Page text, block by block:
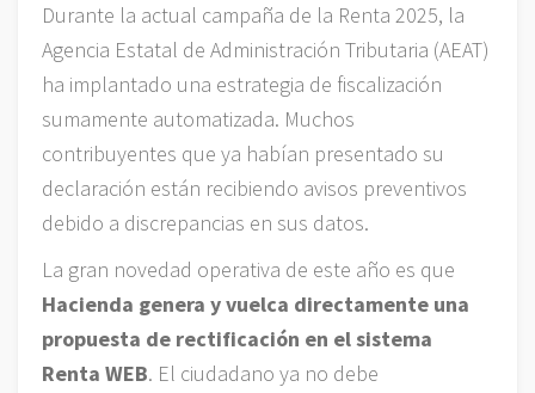
Durante la actual campaña de la Renta 2025, la
Agencia Estatal de Administración Tributaria (AEAT)
ha implantado una estrategia de fiscalización
sumamente automatizada. Muchos
contribuyentes que ya habían presentado su
declaración están recibiendo avisos preventivos
debido a discrepancias en sus datos.
La gran novedad operativa de este año es que
Hacienda genera y vuelca directamente una
propuesta de rectificación en el sistema
Renta WEB. El ciudadano ya no debe